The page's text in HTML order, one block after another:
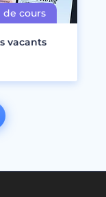
vacants